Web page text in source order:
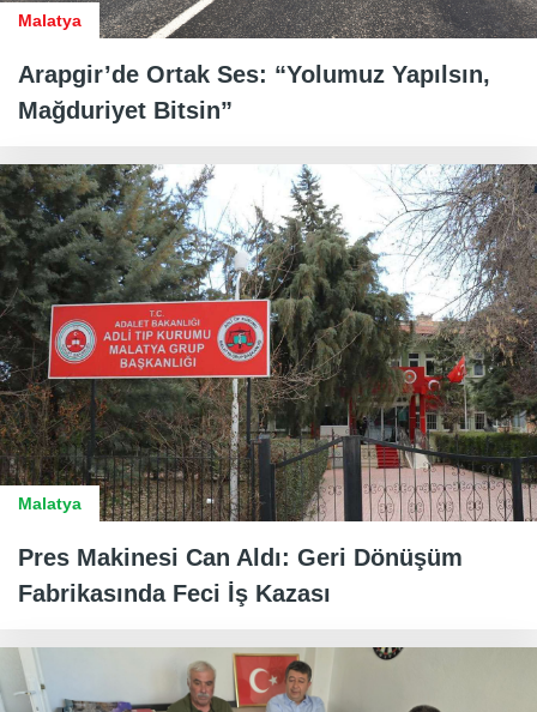
Malatya
Arapgir’de Ortak Ses: “Yolumuz Yapılsın,
Mağduriyet Bitsin”
Malatya
Pres Makinesi Can Aldı: Geri Dönüşüm
Fabrikasında Feci İş Kazası